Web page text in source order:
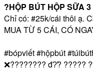
?HỘP BÚT HỘP SỮA
Chỉ có: #25k/cái thôi ạ.
MUA TỪ 5 CÁI, CÓ
#bópviết#hộpbút
❌???????? đ?̛? ?????